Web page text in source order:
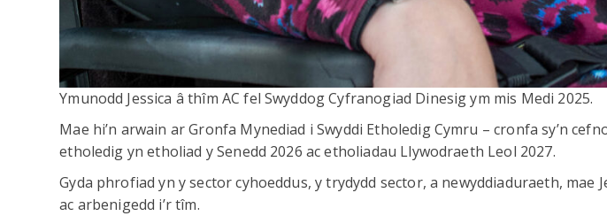
Ymunodd Jessica â thîm AC fel Swyddog Cyfranogiad Dinesig ym mis Medi 2025.
Mae hi’n arwain ar Gronfa Mynediad i Swyddi Etholedig Cymru – cronfa sy’n
etholedig yn etholiad y Senedd 2026 ac etholiadau Llywodraeth Leol 2027.
Gyda phrofiad yn y sector cyhoeddus, y trydydd sector, a newyddiaduraeth, mae
ac arbenigedd i’r tîm.